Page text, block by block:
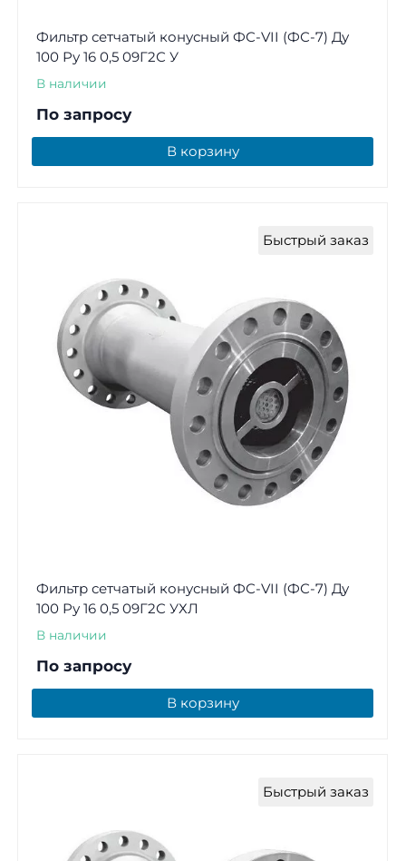
Фильтр сетчатый конусный ФС-VII (ФС-7) Ду
100 Ру 16 0,5 09Г2С У
В наличии
По запросу
В корзину
Быстрый заказ
Фильтр сетчатый конусный ФС-VII (ФС-7) Ду
100 Ру 16 0,5 09Г2С УХЛ
В наличии
По запросу
В корзину
Быстрый заказ